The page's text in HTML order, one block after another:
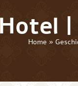
Home »